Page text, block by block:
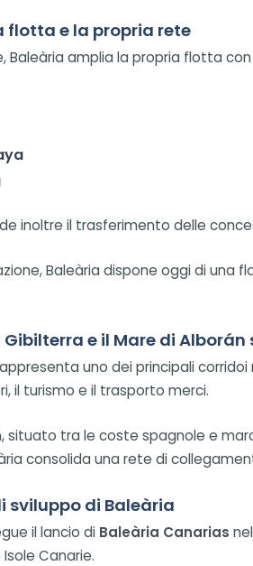
flotta e la propria rete
Baleària amplia la propria flotta
inoltre il trasferimento delle
Baleària dispone oggi di una
Gibilterra e il Mare di
uno dei principali
il turismo e il trasporto merci.
situato tra le coste spagnole e
consolida una rete di
sviluppo di Baleària
il lancio di Baleària Canarias
Canarie.